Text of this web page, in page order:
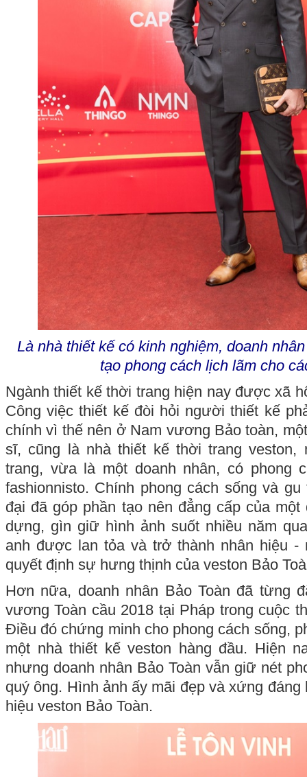
Là nhà thiết kế có kinh nghiệm, doanh
tạo phong cách lịch lãm cho
Ngành thiết kế thời trang hiện nay được xã
Công việc thiết kế đòi hỏi người thiết kế
chính vì thế nên ở Nam vương Bảo toàn,
sĩ, cũng là nhà thiết kế thời trang veston,
trang, vừa là một doanh nhân, có phong
fashionnisto. Chính phong cách sống và
đại đã góp phần tạo nên đẳng cấp của
dựng, gìn giữ hình ảnh suốt nhiều năm
anh được lan tỏa và trở thành nhân hiệu -
quyết định sự hưng thịnh của veston Bảo
Hơn nữa, doanh nhân Bảo Toàn đã từng
vương Toàn cầu 2018 tại Pháp trong cuộc
Điều đó chứng minh cho phong cách sống,
một nhà thiết kế veston hàng đầu. Hiện
nhưng doanh nhân Bảo Toàn vẫn giữ nét
quý ông. Hình ảnh ấy mãi đẹp và xứng
hiệu veston Bảo Toàn.